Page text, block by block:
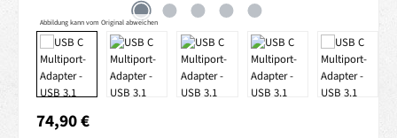
Abbildung kann vom Original abweichen
Regulärer Preis:
74,90 €